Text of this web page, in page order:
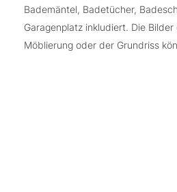
Bademäntel, Badetücher,
Garagenplatz inkludiert. Die
Möblierung oder der Grundriss